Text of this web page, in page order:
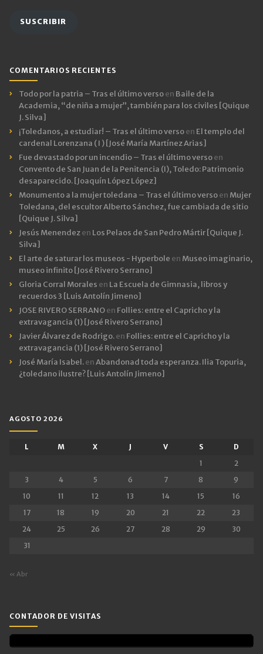
SUSCRIBIR
COMENTARIOS RECIENTES
Todo por la patria – Tras el último versoen Baile de la
Academia, “de niña a mujer”, también para los civiles [Quique
J. Silva]
¡Toledanos, a estudiar! – Tras el último versoen El templo del
cardenal Lorenzana ( I ) [José María Martínez Arias]
Fue devastado por un incendio – Tras el último versoen
Convento de San Juan de la Penitencia (I), Toledo: Patrimonio
desaparecido. [Joaquín López López]
Monumento a la mujer toledana – Tras el último versoen Mujer
Toledana, del escultor Alberto Sánchez, fue cambiada de sitio
[Quique J. Silva]
Jesús Menendezen Los Pelaos de San Pedro Mártir [Quique J.
Silva]
El arte de saturar los museos - Hyperbole en Museo imaginario,
museo infinito [José Rivero Serrano]
Gloria Corral Morales en La Escuela de Gimnasia, libros y
recuerdos 3 [Luis Antolín Jimeno]
JOSE RIVERO SERRANOen Follies: entre el Capricho y la
extravagancia (1) [José Rivero Serrano]
Javier Álvarez de Rodrigo.en Follies: entre el Capricho y la
extravagancia (1) [José Rivero Serrano]
José María Isabel.enAbandonad toda esperanza. Ilia Topuria,
¿toledano ilustre? [Luis Antolín Jimeno]
AGOSTO 2026
L M X J V S
D
1
2
3
4 5 6 7 8
9
10
11 12 13 14 15
16
17
18 19 20 21 22
23
24
25 26 27 28 29
30
31
« Abr
CONTADOR DE VISITAS